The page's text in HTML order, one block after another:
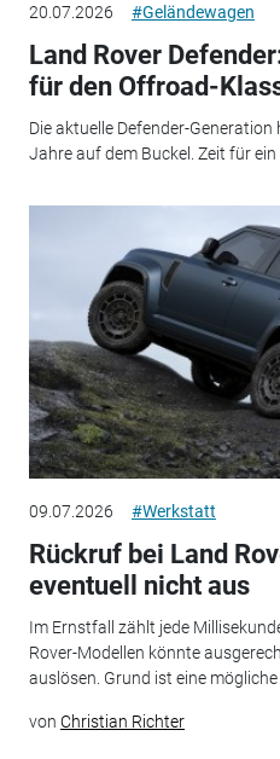
20.07.2026 #Geländewagen
Land Rover
für den Offroad-
Die aktuelle Defender-
Jahre auf dem Buckel. Zeit für ein
09.07.2026 #Werkstatt
Rückruf bei Land
eventuell nicht aus
Im Ernstfall zählt jede
Rover-Modellen könnte
auslösen. Grund ist eine mögliche
von Christian Richter